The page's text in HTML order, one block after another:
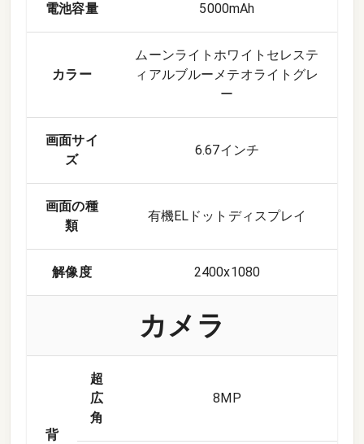
電池容量 5000mAh
カラー
ムーンライトホワイトセレステ
ィアルブルーメテオライトグレ
ー
画面サイ
ズ
6.67インチ
画面の種
類
有機ELドットディスプレイ
解像度 2400x1080
カメラ
背
超
広
角
8 MP